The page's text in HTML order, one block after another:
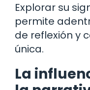
Explorar su
permite
de reflexión y
única.
La